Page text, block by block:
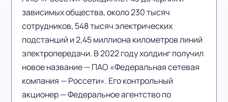
зависимых общества, около 230 тысяч
сотрудников, 548 тысяч электрических
подстанций и 2,45 миллиона километров линий
электропередачи. В 2022 году холдинг получил
новое название — ПАО «Федеральная сетевая
компания — Россети». Его контрольный
акционер — Федеральное агентство по